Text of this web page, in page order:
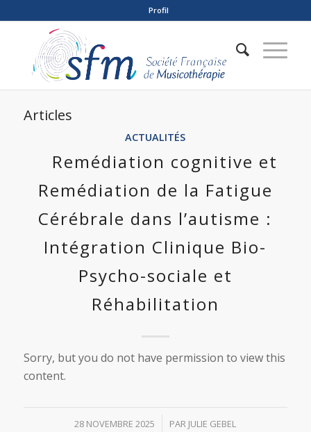
Profil
Articles
ACTUALITÉS
Remédiation cognitive et
Remédiation de la Fatigue
Cérébrale dans l’autisme :
Intégration Clinique Bio-
Psycho-sociale et
Réhabilitation
Sorry, but you do not have permission to view this
content.
28 NOVEMBRE 2025
/ PAR JULIE GEBEL